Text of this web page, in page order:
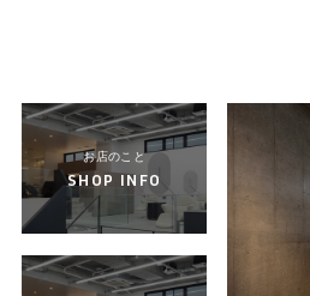
お店のこと
SHOP INFO